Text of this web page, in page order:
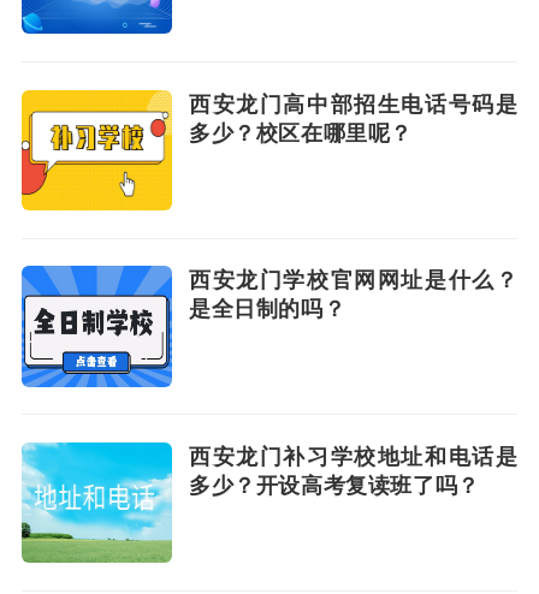
西安龙门高中部招生电话号码是
多少？校区在哪里呢？
西安龙门学校官网网址是什么？
是全日制的吗？
西安龙门补习学校地址和电话是
多少？开设高考复读班了吗？